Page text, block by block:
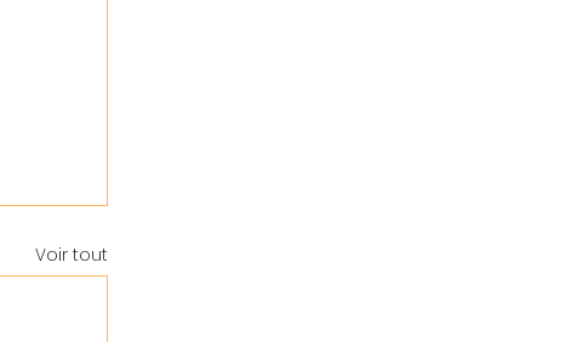
Voir tout